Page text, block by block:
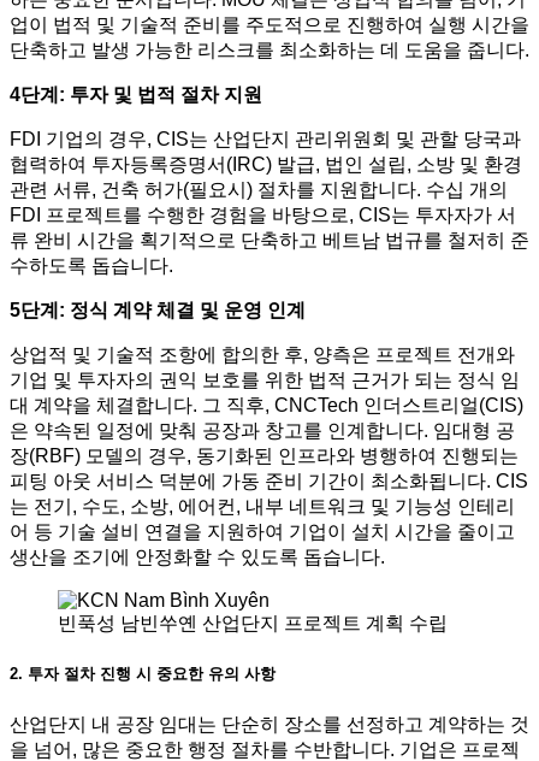
업이 법적 및 기술적 준비를 주도적으로 진행하여 실행 시간을
단축하고 발생 가능한 리스크를 최소화하는 데 도움을 줍니다.
4단계: 투자 및 법적 절차 지원
FDI 기업의 경우, CIS는 산업단지 관리위원회 및 관할 당국과
협력하여 투자등록증명서(IRC) 발급, 법인 설립, 소방 및 환경
관련 서류, 건축 허가(필요시) 절차를 지원합니다. 수십 개의
FDI 프로젝트를 수행한 경험을 바탕으로, CIS는 투자자가 서
류 완비 시간을 획기적으로 단축하고 베트남 법규를 철저히 준
수하도록 돕습니다.
5단계: 정식 계약 체결 및 운영 인계
상업적 및 기술적 조항에 합의한 후, 양측은 프로젝트 전개와
기업 및 투자자의 권익 보호를 위한 법적 근거가 되는 정식 임
대 계약을 체결합니다. 그 직후, CNCTech 인더스트리얼(CIS)
은 약속된 일정에 맞춰 공장과 창고를 인계합니다. 임대형 공
장(RBF) 모델의 경우, 동기화된 인프라와 병행하여 진행되는
피팅 아웃 서비스 덕분에 가동 준비 기간이 최소화됩니다. CIS
는 전기, 수도, 소방, 에어컨, 내부 네트워크 및 기능성 인테리
어 등 기술 설비 연결을 지원하여 기업이 설치 시간을 줄이고
생산을 조기에 안정화할 수 있도록 돕습니다.
빈푹성 남빈쑤옌 산업단지 프로젝트 계획 수립
2. 투자 절차 진행 시 중요한 유의 사항
산업단지 내 공장 임대는 단순히 장소를 선정하고 계약하는 것
을 넘어, 많은 중요한 행정 절차를 수반합니다. 기업은 프로젝